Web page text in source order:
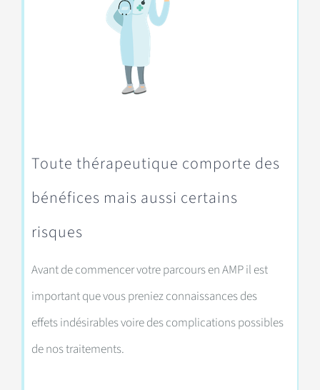
Toute thérapeutique comporte des
bénéfices mais aussi certains
risques
Avant de commencer votre parcours en AMP il est
important que vous preniez connaissances des
effets indésirables voire des complications possibles
de nos traitements.